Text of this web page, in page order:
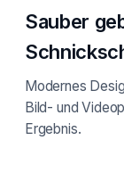
Sauber
Modernes
Bild- und
Ergebnis.